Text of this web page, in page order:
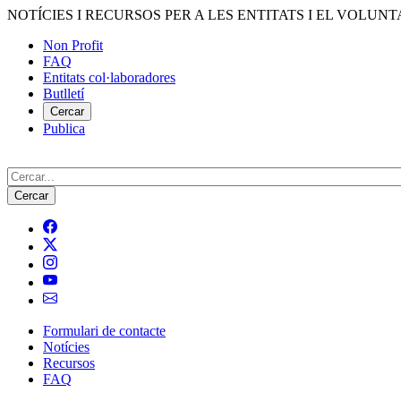
Vés
contingut
NOTÍCIES I RECURSOS PER A LES ENTITATS I EL
Menú
del
compte
d'usuari
Non Profit
FAQ
Entitats col·laboradores
Butlletí
Cercar
Publica
Cerca
Navegació
principal
Formulari de contacte
Notícies
Recursos
FAQ